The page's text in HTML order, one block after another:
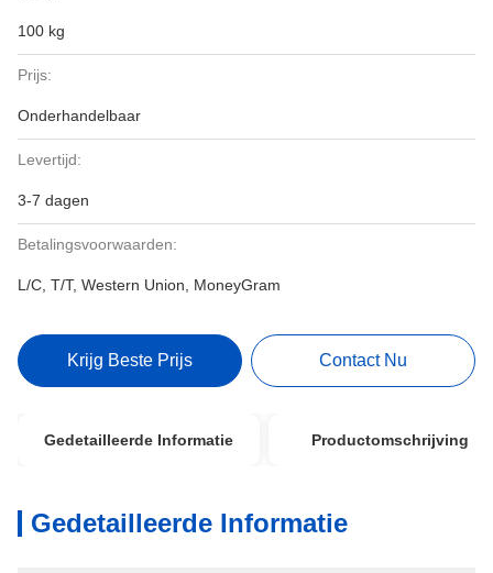
100 kg
Prijs:
Onderhandelbaar
Levertijd:
3-7 dagen
Betalingsvoorwaarden:
L/C, T/T, Western Union, MoneyGram
Krijg Beste Prijs Contact Nu
Gedetailleerde Informatie Productomschrijving
Gedetailleerde Informatie